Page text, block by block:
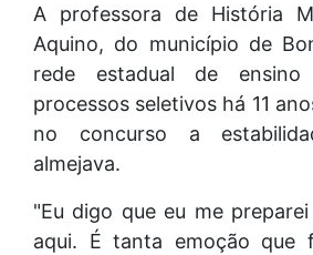
A professora de História
Aquino, do município de
rede estadual de
processos seletivos há 11
no concurso a
almejava.
"Eu digo que eu me
aqui. É tanta emoção que